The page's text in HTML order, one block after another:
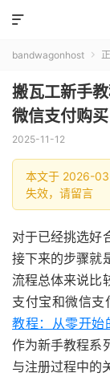

bandwagonhost 
搬瓦工新手
微信支付购买
2025-11-12
本文于 2026-
失效，请留言
对于已经挑选好
接下来的步骤就
流程总体来说比
支付宝和微信支
教程：从零开始
作为新手教程系
与注册过程中的